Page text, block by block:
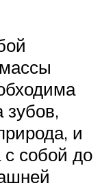
и
с собой до